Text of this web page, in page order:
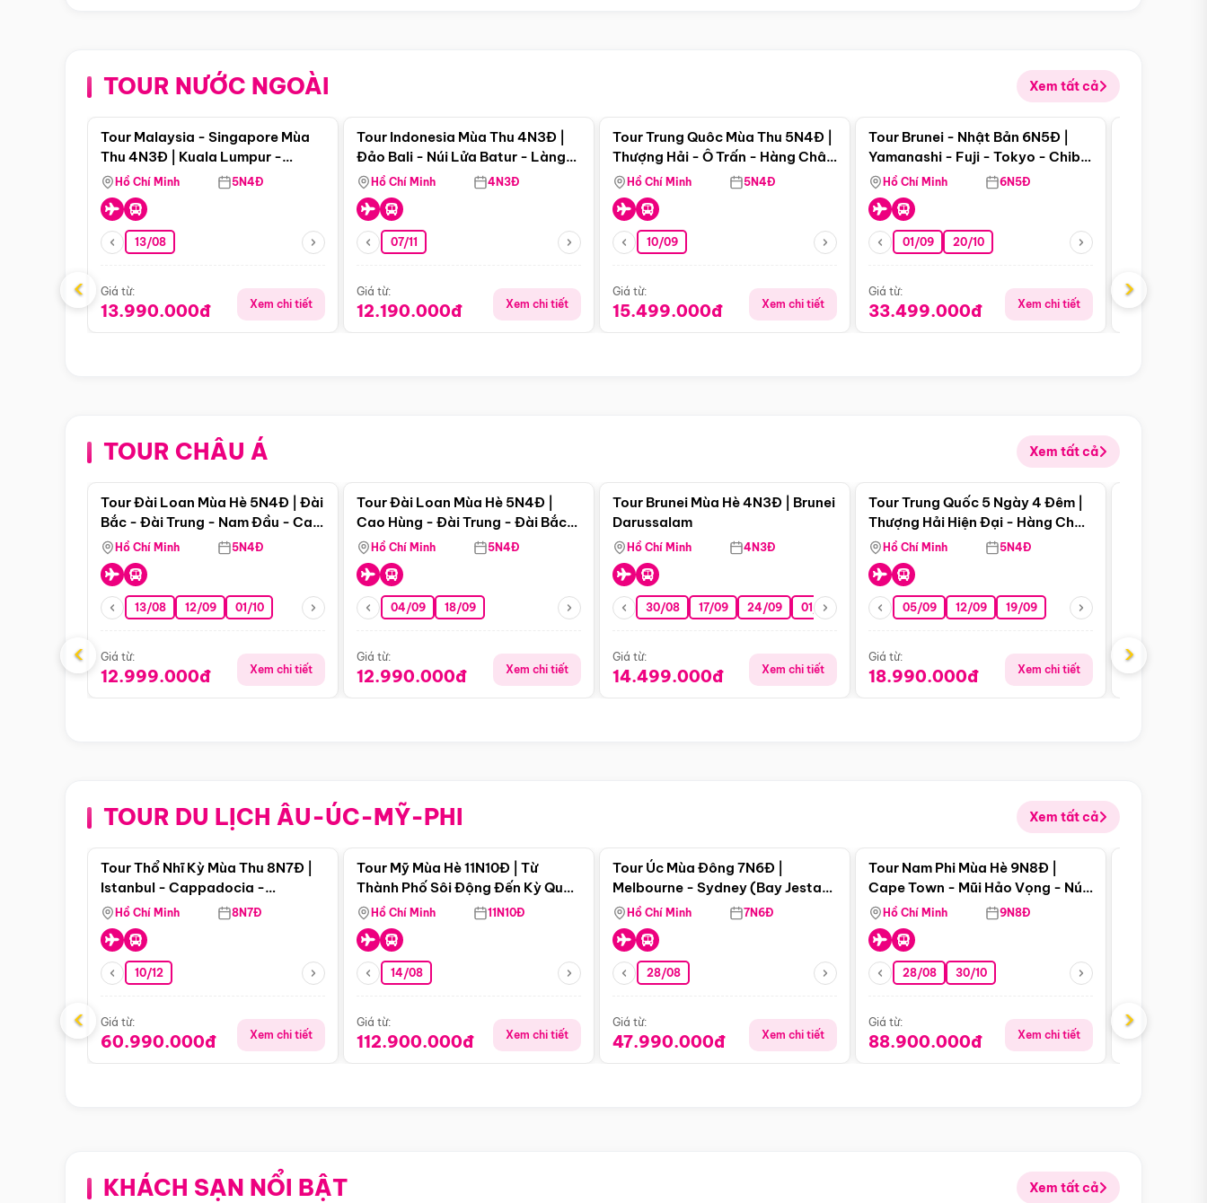
TOUR NƯỚC NGOÀI Xem tất cả
Điểm nổi bật
Tour Malaysia - Singapore Mùa
Thu 4N3Đ | Kuala Lumpur -
Malacca - Johor Baru -
Singapore
Hồ Chí Minh 5N4Đ
13/08
Giá từ:
13.990.000đ Xem chi tiết
Tour Indonesia Mùa Thu 4N3Đ |
Đảo Bali - Núi Lửa Batur - Làng
Penglipuran
Hồ Chí Minh 4N3Đ
07/11
Giá từ:
12.190.000đ Xem chi tiết
Tour Trung Quôc Mùa Thu 5N4Đ |
Thượng Hải - Ô Trấn - Hàng Châu
(Tour Không Shopping)
Hồ Chí Minh 5N4Đ
10/09
Giá từ:
15.499.000đ Xem chi tiết
Điểm nổi bật
Tour Brunei - Nhật Bản 6N5Đ |
Yamanashi - Fuji - Tokyo - Chiba
- Freeday
Hồ Chí Minh 6N5Đ
01/09 20/10
Giá từ:
33.499.000đ Xem chi tiết
Giá từ:
‹ ›
TOUR CHÂU Á Xem tất cả
Điểm nổi bật
Tour Đài Loan Mùa Hè 5N4Đ | Đài
Bắc - Đài Trung - Nam Đầu - Cao
Hùng ( Bay Vn)
Hồ Chí Minh 5N4Đ
13/08 12/09 01/10
Giá từ:
12.999.000đ Xem chi tiết
Tour Đài Loan Mùa Hè 5N4Đ |
Cao Hùng - Đài Trung - Đài Bắc
(Bay Vj)
Hồ Chí Minh 5N4Đ
04/09 18/09
Giá từ:
12.990.000đ Xem chi tiết
Tour Brunei Mùa Hè 4N3Đ | Brunei
Darussalam
Hồ Chí Minh 4N3Đ
30/08 17/09 24/09 01/10 15/10 29/10
Giá từ:
14.499.000đ Xem chi tiết
Điểm nổi bật
Tour Trung Quốc 5 Ngày 4 Đêm |
Thượng Hải Hiện Đại - Hàng Châu
Nên Thơ - Ô Trấn Cổ Kính
Hồ Chí Minh 5N4Đ
05/09 12/09 19/09
Giá từ:
18.990.000đ Xem chi tiết
Giá từ:
‹ ›
TOUR DU LỊCH ÂU-ÚC-MỸ-PHI Xem tất cả
Điểm nổi bật
Tour Thổ Nhĩ Kỳ Mùa Thu 8N7Đ |
Istanbul - Cappadocia -
Pamukkale
Hồ Chí Minh 8N7Đ
10/12
Giá từ:
60.990.000đ Xem chi tiết
Tour Mỹ Mùa Hè 11N10Đ | Từ
Thành Phố Sôi Động Đến Kỳ Quan
Thiên Nhiên Mỹ
Hồ Chí Minh 11N10Đ
14/08
Giá từ:
112.900.000đ Xem chi tiết
Tour Úc Mùa Đông 7N6Đ |
Melbourne - Sydney (Bay Jestar
Airways)
Hồ Chí Minh 7N6Đ
28/08
Giá từ:
47.990.000đ Xem chi tiết
Điểm nổi bật
Tour Nam Phi Mùa Hè 9N8Đ |
Cape Town - Mũi Hảo Vọng - Núi
Bàn - Johannesburg - Pretoria -
Safari - Lodge
Hồ Chí Minh 9N8Đ
28/08 30/10
Giá từ:
88.900.000đ Xem chi tiết
Giá từ:
‹ ›
KHÁCH SẠN NỔI BẬT Xem tất cả